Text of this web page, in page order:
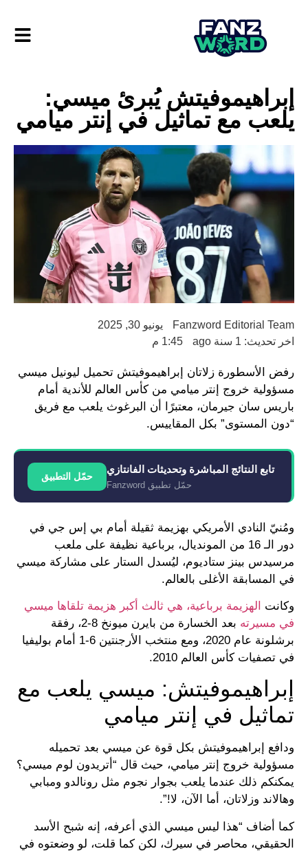
إبراهيموفيتش يُبرئ ميسي:
يلعب مع تماثيل في إنتر ميامي
Fanzword Editorial Team
يونيو 30, 2025
اخر تحديث: 1 سنة ago
1:45 م
رفض الأسطورة زلاتان إبراهيموفيتش تحميل ليونيل ميسي
مسؤولية خروج إنتر ميامي من كأس العالم للأندية أمام
باريس سان جيرمان، معتبرًا أن البرغوث يلعب مع فريق
“دون المستوى” بكل المقاييس.
تابع النتائج المباشرة وتحديثات الفانتازي
حمّل تطبيق Fanzword
حمّل التطبيق
ومُنيّ النادي الأمريكي بهزيمة ثقيلة أمام بي إس جي في
دور الـ 16 من المونديال، برباعية نظيفة على ملعب
مرسيدس بينز ستاديوم، ليُسدل الستار على مشاركة ميسي
في المسابقة الأغلى بالعالم.
وكانت
الهزيمة برباعية، هي ثالث أكبر هزيمة تلقاها ميسي
في مسيرته
بعد الخسارة من بايرن ميونخ 8-2، رفقة
برشلونة عام 2020، ومع منتخب الأرجنتين 6-1 أمام بوليفيا
في تصفيات كأس العالم 2010.
إبراهيموفيتش: ميسي يلعب مع
تماثيل في إنتر ميامي
ودافع إبراهيموفيتش بكل قوة عن ميسي بعد تحميله
مسؤولية خروج إنتر ميامي، حيث قال “أتريدون لوم ميسي؟
يمكنكم ذلك عندما يلعب بجوار نجوم مثل رونالدو ومبابي
وهالاند وزلاتان، أما الآن، لا!”.
كما أضاف “هذا ليس ميسي الذي أعرفه، إنه شبح الأسد
الحقيقي، محاصر في سيرك، لكن كما قلت، لو وضعتوه في